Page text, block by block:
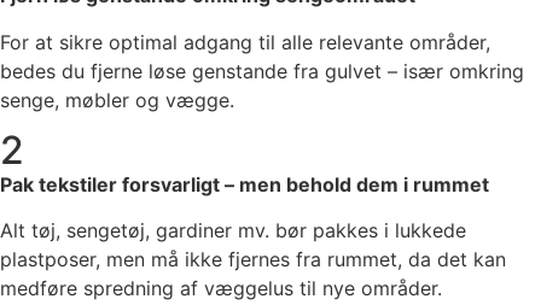
For at sikre optimal adgang til alle relevante områder,
bedes du fjerne løse genstande fra gulvet – især omkring
senge, møbler og vægge.
2
Pak tekstiler forsvarligt – men behold dem i rummet
Alt tøj, sengetøj, gardiner mv. bør pakkes i lukkede
plastposer, men må ikke fjernes fra rummet, da det kan
medføre spredning af væggelus til nye områder.